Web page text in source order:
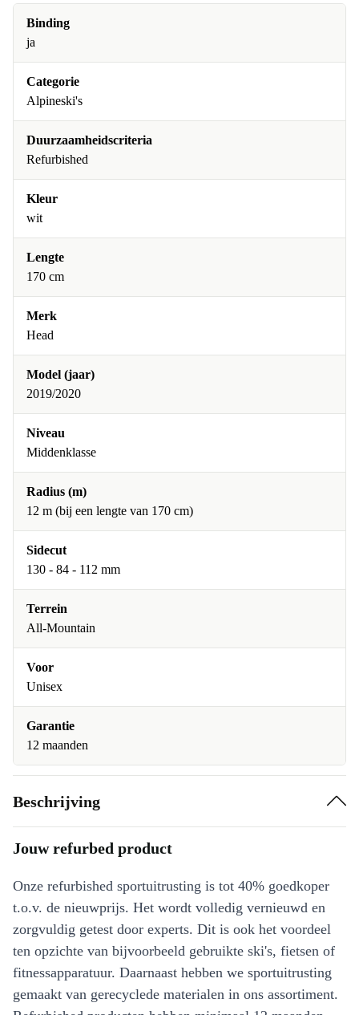
Binding
ja
Categorie
Alpineski's
Duurzaamheidscriteria
Refurbished
Kleur
wit
Lengte
170 cm
Merk
Head
Model (jaar)
2019/2020
Niveau
Middenklasse
Radius (m)
12 m (bij een lengte van 170 cm)
Sidecut
130 - 84 - 112 mm
Terrein
All-Mountain
Voor
Unisex
Garantie
12 maanden
Beschrijving
Jouw refurbed product
Onze refurbished sportuitrusting is tot 40% goedkoper
t.o.v. de nieuwprijs. Het wordt volledig vernieuwd en
zorgvuldig getest door experts. Dit is ook het voordeel
ten opzichte van bijvoorbeeld gebruikte ski's, fietsen of
fitnessapparatuur. Daarnaast hebben we sportuitrusting
gemaakt van gerecyclede materialen in ons assortiment.